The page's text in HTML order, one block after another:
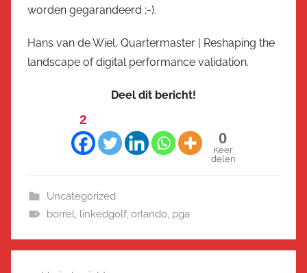
worden gegarandeerd ;-).
Hans van de Wiel, Quartermaster | Reshaping the
landscape of digital performance validation.
Deel dit bericht!
2
0
Keer
delen
Uncategorized
borrel, linkedgolf, orlando, pga